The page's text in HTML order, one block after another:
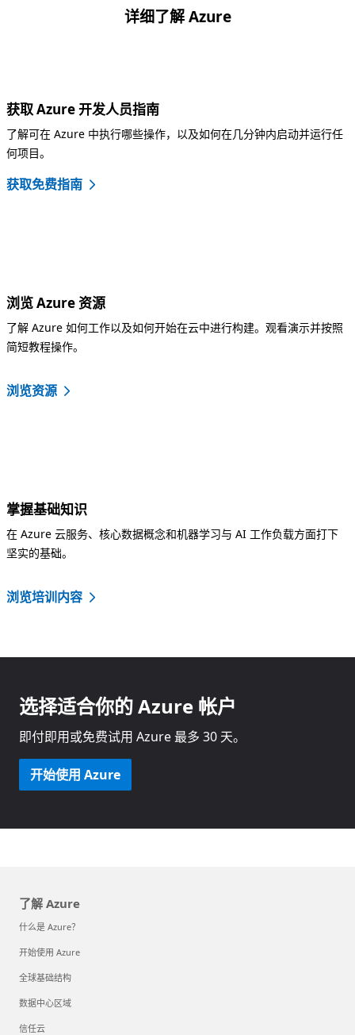
详细了解 Azure
获取 Azure 开发人员指南
了解可在 Azure 中执行哪些操作，以及如何在几分钟内启动并运行任
何项目。
获取免费指南
浏览 Azure 资源
了解 Azure 如何工作以及如何开始在云中进行构建。观看演示并按照
简短教程操作。
浏览资源
掌握基础知识
在 Azure 云服务、核心数据概念和机器学习与 AI 工作负载方面打下
坚实的基础。
浏览培训内容
选择适合你的 Azure 帐户
即付即用或免费试用 Azure 最多 30 天。
开始使用 Azure
了解 Azure
什么是 Azure？
开始使用 Azure
全球基础结构
数据中心区域
信任云